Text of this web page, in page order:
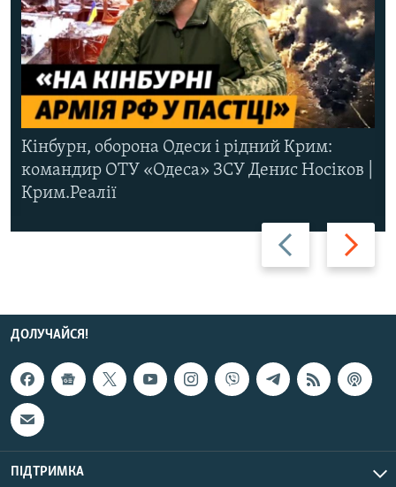
Назад Вперед
Кінбурн, оборона Одеси і рідний Крим:
командир ОТУ «Одеса» ЗСУ Денис Носіков |
Крим.Реалії
ДОЛУЧАЙСЯ!
ПІДТРИМКА